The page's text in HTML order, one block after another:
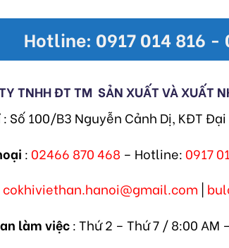
Hotline: 0917 014 816 -
TNHH ĐT TM SẢN XUẤT VÀ XUẤT
: Số 100/B3 Nguyễn Cảnh Dị, KĐT
: 02466 870 468 – Hotline: 0917
cokhiviethan.hanoi@gmail.com
làm việc: Thứ 2 – Thứ 7 / 8:00 AM